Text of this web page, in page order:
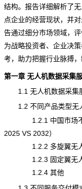
结构。报告详细解析了
点企业的经营现状，并
告通过细分市场领域，
为战略投资者、企业决
考，助力把握行业脉搏，
第一章 无人机数据采集
1.1 无人机数据采集
1.2 不同产品类型无
1.2.1 中国市场不同
2025 VS 2032）
1.2.2 多旋翼无
1.2.3 固定翼无
1.2.4 其他